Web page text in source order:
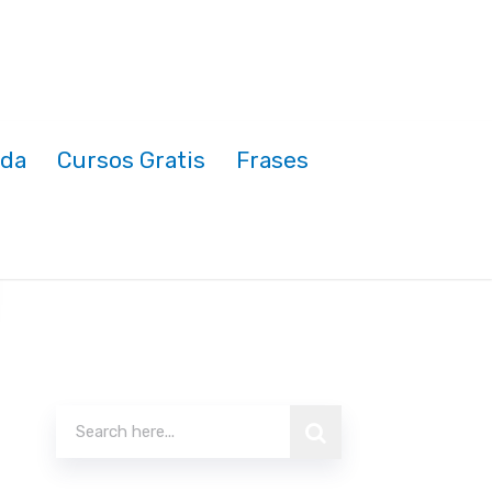
Cursos Gratis Frases